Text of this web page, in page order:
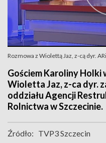
Rozmowa z Wiolettą Jaz, z-cą dyr.
Gościem Karoliny Holki
Wioletta Jaz, z-ca dyr.
oddziału Agencji
Rolnictwa w Szczecinie.
Źródło: TVP3 Szczecin